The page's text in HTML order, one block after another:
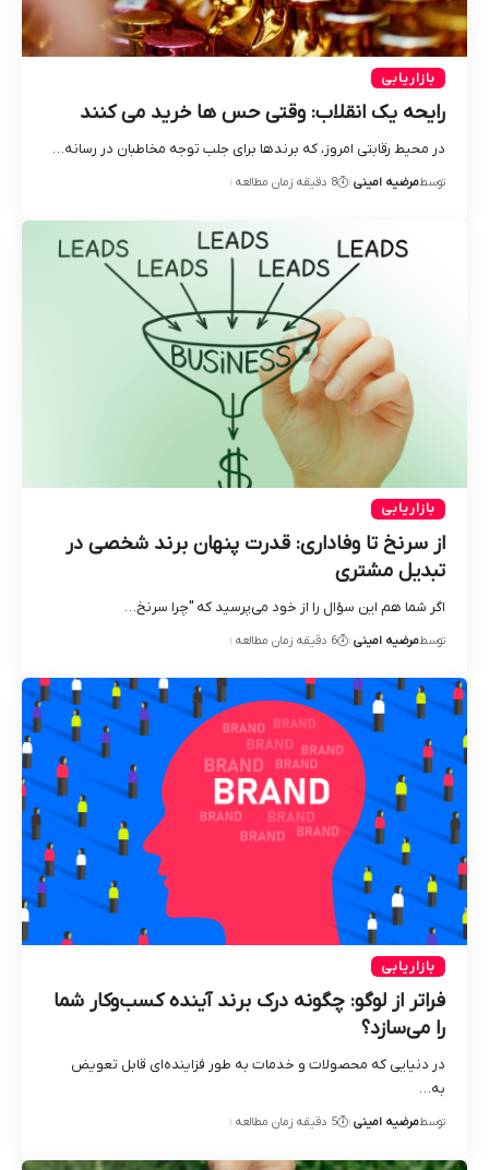
بازاریابی
رایحه یک انقلاب: وقتی حس‌ ها خرید می‌ کنند
در محیط رقابتی امروز، که برندها برای جلب توجه مخاطبان در رسانه‌…
توسطمرضیه امینی 8 دقیقه زمان مطالعه
بازاریابی
از سرنخ تا وفاداری: قدرت پنهان برند شخصی در
تبدیل مشتری
اگر شما هم این سؤال را از خود می‌پرسید که "چرا سرنخ‌…
توسطمرضیه امینی 6 دقیقه زمان مطالعه
بازاریابی
فراتر از لوگو: چگونه درک برند آینده کسب‌وکار شما
را می‌سازد؟
در دنیایی که محصولات و خدمات به طور فزاینده‌ای قابل تعویض
به…
توسطمرضیه امینی 5 دقیقه زمان مطالعه